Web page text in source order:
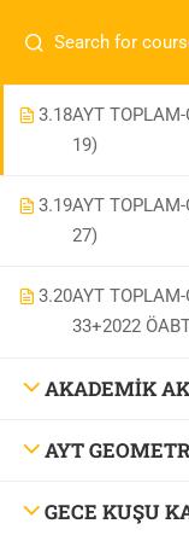
İletişim:
3.17AYT TOPLAM-
3.18AYT
19)
3.19AYT
27)
3.20AYT
33+2022
AKADEMİK
AYT
GECE KUŞU
OABT Matematik